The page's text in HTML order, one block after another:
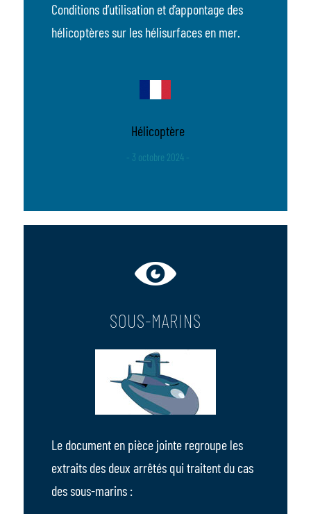
Conditions d’utilisation et d’appontage des
hélicoptères sur les hélisurfaces en mer.
Hélicoptère
- 3 octobre 2024 -
SOUS-MARINS
Le document en pièce jointe regroupe les
extraits des deux arrêtés qui traitent du cas
des sous-marins :